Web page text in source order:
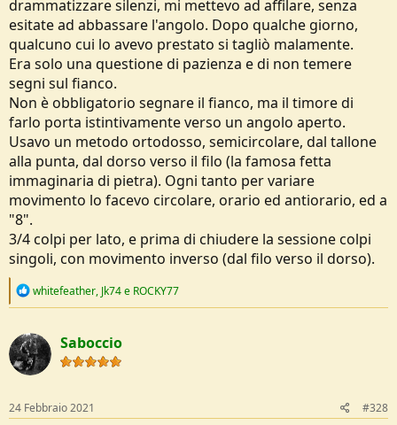
drammatizzare silenzi, mi mettevo ad affilare, senza
esitate ad abbassare l'angolo. Dopo qualche giorno,
qualcuno cui lo avevo prestato si tagliò malamente.
Era solo una questione di pazienza e di non temere
segni sul fianco.
Non è obbligatorio segnare il fianco, ma il timore di
farlo porta istintivamente verso un angolo aperto.
Usavo un metodo ortodosso, semicircolare, dal tallone
alla punta, dal dorso verso il filo (la famosa fetta
immaginaria di pietra). Ogni tanto per variare
movimento lo facevo circolare, orario ed antiorario, ed a
"8".
3/4 colpi per lato, e prima di chiudere la sessione colpi
singoli, con movimento inverso (dal filo verso il dorso).
R
c
t
i
o
s
:
whitefeather, Jk74e ROCKY77
Saboccio
24 Febbraio 2021 #328